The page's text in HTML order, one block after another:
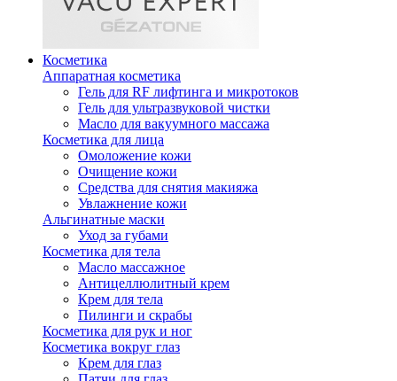
Косметика
Аппаратная косметика
Гель для RF лифтинга и микротоков
Гель для ультразвуковой чистки
Масло для вакуумного массажа
Косметика для лица
Омоложение кожи
Очищение кожи
Средства для снятия макияжа
Увлажнение кожи
Альгинатные маски
Уход за губами
Косметика для тела
Масло массажное
Антицеллюлитный крем
Крем для тела
Пилинги и скрабы
Косметика для рук и ног
Косметика вокруг глаз
Крем для глаз